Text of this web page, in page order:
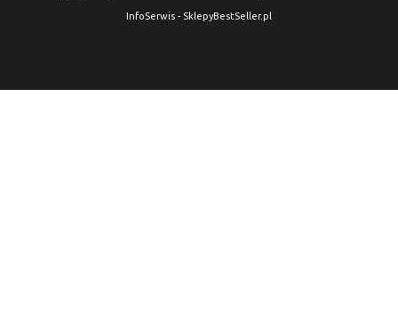
InfoSerwis - SklepyBestSeller.pl